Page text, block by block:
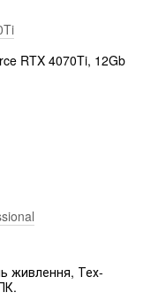
RTX 4070Ti, 12Gb
живлення, Тех-